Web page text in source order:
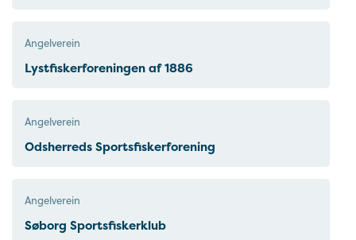
Angelverein
Lystfiskerforeningen af 1886
Angelverein
Odsherreds Sportsfiskerforening
Angelverein
Søborg Sportsfiskerklub